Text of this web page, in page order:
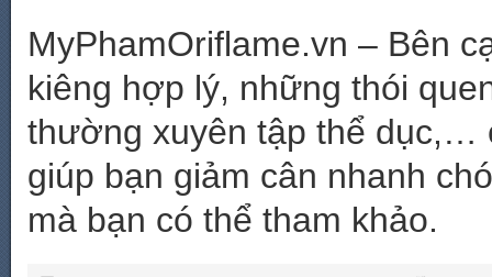
MyPhamOriflame.vn – Bên
kiêng hợp lý, những thói
thường xuyên tập thể dục,…
giúp bạn giảm cân nhanh
mà bạn có thể tham khảo.